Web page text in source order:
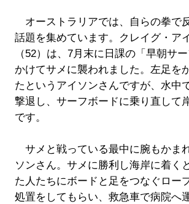
オーストラリアでは、自らの拳で
話題を集めています。クレイグ・ア
（52）は、7月末に日課の「早朝サ
かけてサメに襲われました。左足を
たというアイソンさんですが、水中
撃退し、サーフボードに乗り直して
です。
サメと戦っている最中に腕もかま
ソンさん。サメに勝利し海岸に着く
た人たちにボードと足をつなぐロー
処置をしてもらい、救急車で病院へ